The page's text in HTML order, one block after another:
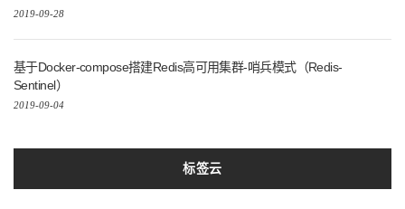
2019-09-28
基于Docker-compose搭建Redis高可用集群-哨兵模式（Redis-
Sentinel）
2019-09-04
标签云